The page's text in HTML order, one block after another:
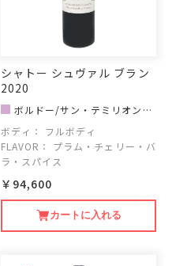
シャトー シュヴァル ブラン
2020
ボルドー/サン・テミリオン地
区
ボディ：
フルボディ
FLAVOR：
プラム・チェリー・バ
ラ・スパイス
￥94,600
カートに入れる